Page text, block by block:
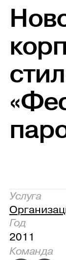
Услуга
Год
2011
Команда